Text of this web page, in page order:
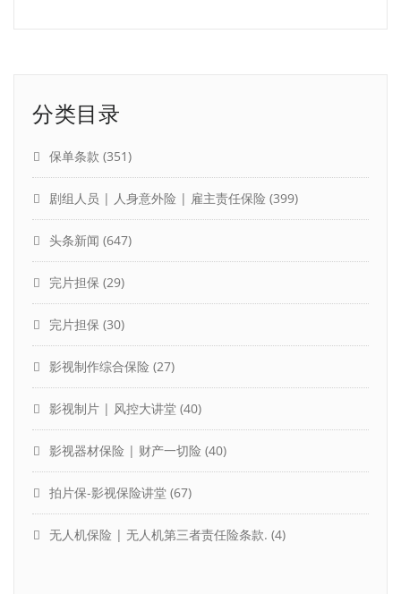
分类目录
保单条款 (351)
剧组人员 | 人身意外险 | 雇主责任保险 (399)
头条新闻 (647)
完片担保 (29)
完片担保 (30)
影视制作综合保险 (27)
影视制片 | 风控大讲堂 (40)
影视器材保险 | 财产一切险 (40)
拍片保-影视保险讲堂 (67)
无人机保险 | 无人机第三者责任险条款. (4)